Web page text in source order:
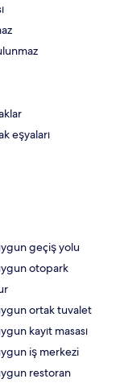
eşyaları
geçiş yolu
otopark
ortak tuvalet
kayıt masası
iş merkezi
restoran